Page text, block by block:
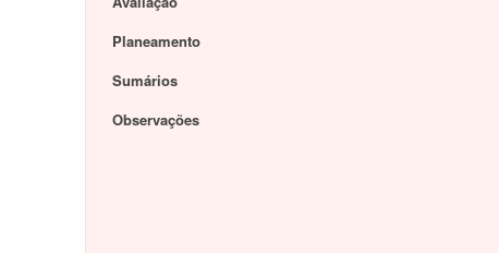
Planeamento
Sumários
Observações